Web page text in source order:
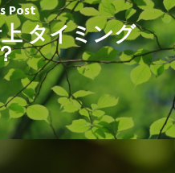
Post
タイミング